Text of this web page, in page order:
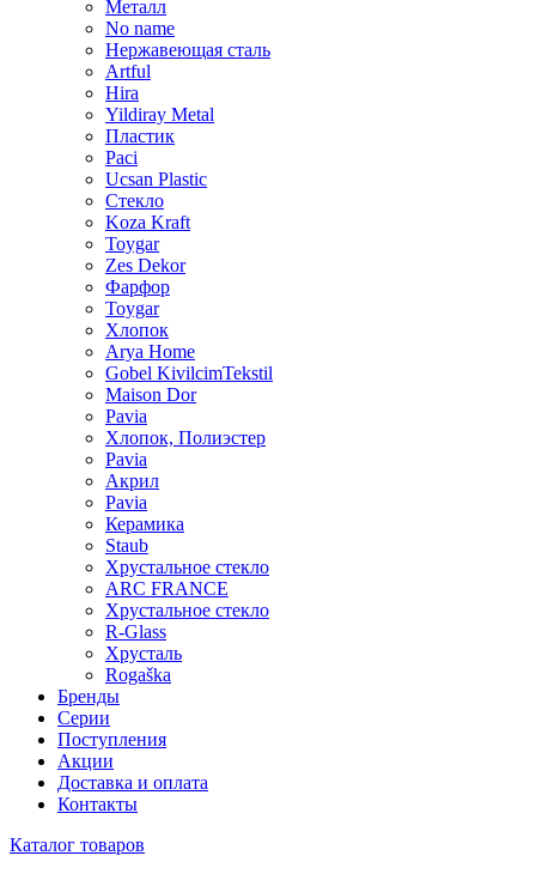
Металл
No name
Нержавеющая сталь
Artful
Hira
Yildiray Metal
Пластик
Paci
Ucsan Plastic
Стекло
Koza Kraft
Toygar
Zes Dekor
Фарфор
Toygar
Хлопок
Arya Home
Gobel KivilcimTekstil
Maison Dor
Pavia
Хлопок, Полиэстер
Pavia
Акрил
Pavia
Керамика
Staub
Хрустальное стекло
ARC FRANCE
Хрустальное стекло
R-Glass
Хрусталь
Rogaška
Бренды
Серии
Поступления
Акции
Доставка и оплата
Контакты
Каталог товаров